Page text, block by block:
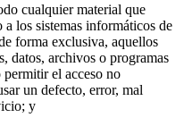
cualquier material que
a los sistemas informáticos de
forma exclusiva, aquellos
datos, archivos o programas
permitir el acceso no
un defecto, error, mal
y